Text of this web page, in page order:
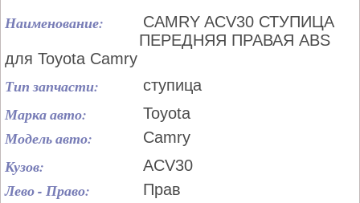
Наименование:
CAMRY ACV30 СТУПИЦА
ПЕРЕДНЯЯ ПРАВАЯ ABS
для Toyota Camry
Тип запчасти: ступица
Марка авто: Toyota
Модель авто: Camry
Кузов: ACV30
Лево - Право: Прав